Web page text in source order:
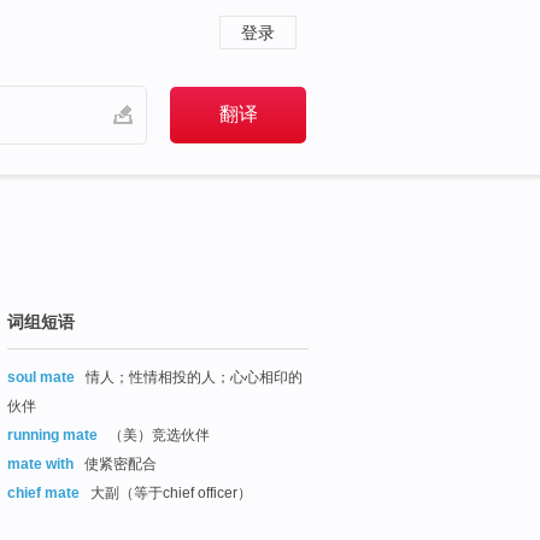
登录
词组短语
soul mate 情人；性情相投的人；心心相印的
伙伴
running mate
（美）竞选伙伴
mate with
使紧密配合
chief mate
大副（等于chief officer）